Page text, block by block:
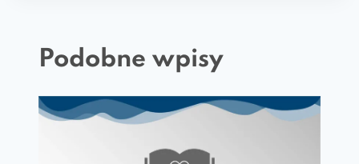
Podobne wpisy